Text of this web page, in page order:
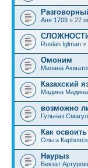
Аня 1709 » 22
Ruslan Iglman »
Омоним
Милана
Казахский
Мадина Мадина
возможно
Гульназ Смагул
Как
Ольга
Наурыз
Бекзат